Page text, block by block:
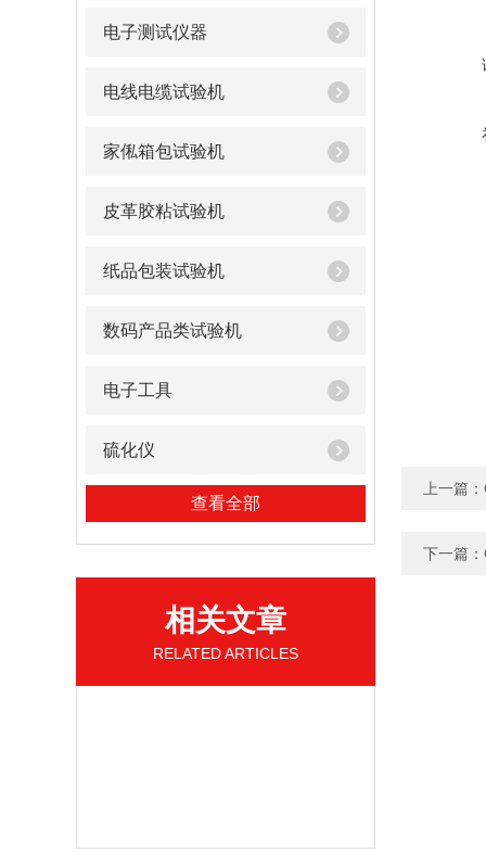
电子测试仪器
电线电缆试验机
家俬箱包试验机
皮革胶粘试验机
纸品包装试验机
数码产品类试验机
电子工具
硫化仪
查看全部
相关文章
RELATED ARTICLES
上一篇：
下一篇：